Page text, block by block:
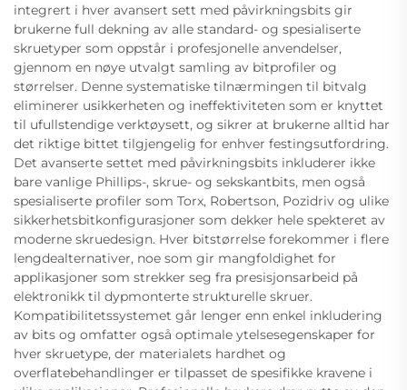
integrert i hver avansert sett med påvirkningsbits gir
brukerne full dekning av alle standard- og spesialiserte
skruetyper som oppstår i profesjonelle anvendelser,
gjennom en nøye utvalgt samling av bitprofiler og
størrelser. Denne systematiske tilnærmingen til bitvalg
eliminerer usikkerheten og ineffektiviteten som er knyttet
til ufullstendige verktøysett, og sikrer at brukerne alltid har
det riktige bittet tilgjengelig for enhver festingsutfordring.
Det avanserte settet med påvirkningsbits inkluderer ikke
bare vanlige Phillips-, skrue- og sekskantbits, men også
spesialiserte profiler som Torx, Robertson, Pozidriv og ulike
sikkerhetsbitkonfigurasjoner som dekker hele spekteret av
moderne skruedesign. Hver bitstørrelse forekommer i flere
lengdealternativer, noe som gir mangfoldighet for
applikasjoner som strekker seg fra presisjonsarbeid på
elektronikk til dypmonterte strukturelle skruer.
Kompatibilitetssystemet går lenger enn enkel inkludering
av bits og omfatter også optimale ytelsesegenskaper for
hver skruetype, der materialets hardhet og
overflatebehandlinger er tilpasset de spesifikke kravene i